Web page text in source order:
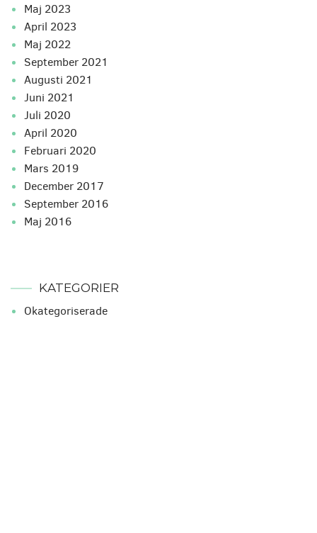
maj 2023
april 2023
maj 2022
september 2021
augusti 2021
juni 2021
juli 2020
april 2020
februari 2020
mars 2019
december 2017
september 2016
maj 2016
KATEGORIER
Okategoriserade